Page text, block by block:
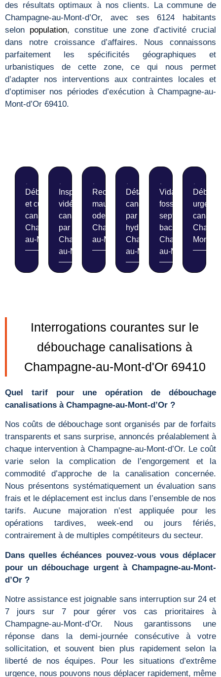
des résultats optimaux à nos clients. La commune de
Champagne-au-Mont-d’Or, avec ses 6124 habitants
selon population, constitue une zone d’activité crucial
dans notre croissance d’affaires. Nous connaissons
parfaitement les spécificités géographiques et
urbanistiques de cette zone, ce qui nous permet
d’adapter nos interventions aux contraintes locales et
d’optimiser nos périodes d’exécution à Champagne-au-
Mont-d’Or 69410.
Débouchage
et curage de
canalisations
Champagne-
au-Mont-d'Or
Inspection
vidéo de
canalisations
par caméra
Champagne-
au-Mont-d'Or
Recherche de
mauvaises
odeurs
Champagne-
au-Mont-d'Or
Détartrage de
canalisations
par
hydrocurage
Champagne-
au-Mont-d'Or
Vidange de
fosses
septiques et
bacs à graisse
Champagne-
au-Mont-d'Or
urgent
Mont-
Interrogations courantes sur le
débouchage canalisations à
Champagne-au-Mont-d'Or 69410
Quel tarif pour une opération de débouchage
canalisations à Champagne-au-Mont-d’Or ?
Nos coûts de débouchage sont organisés par de forfaits
transparents et sans surprise, annoncés préalablement à
chaque intervention à Champagne-au-Mont-d’Or. Le coût
varie selon la complication de l’engorgement et la
commodité d’approche de la canalisation concernée.
Nous présentons systématiquement un évaluation sans
frais et le déplacement est inclus dans l’ensemble de nos
tarifs. Aucune majoration n’est appliquée pour les
opérations tardives, week-end ou jours fériés,
contrairement à de multiples compétiteurs du secteur.
Dans quelles échéances pouvez-vous vous déplacer
pour un débouchage urgent à Champagne-au-Mont-
d’Or ?
Notre assistance est joignable sans interruption sur 24 et
7 jours sur 7 pour gérer vos cas prioritaires à
Champagne-au-Mont-d’Or. Nous garantissons une
réponse dans la demi-journée consécutive à votre
sollicitation, et souvent bien plus rapidement selon la
liberté de nos équipes. Pour les situations d’extrême
urgence, nous pouvons nous déplacer rapidement, même